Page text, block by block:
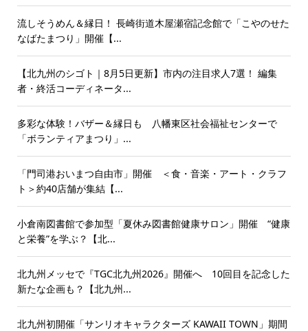
流しそうめん＆縁日！ 長崎街道木屋瀬宿記念館で「こやのせた
なばたまつり」開催【...
【北九州のシゴト｜8月5日更新】市内の注目求人7選！ 編集
者・終活コーディネータ...
多彩な体験！バザー＆縁日も 八幡東区社会福祉センターで
「ボランティアまつり」...
「門司港おいまつ自由市」開催 ＜食・音楽・アート・クラフ
ト＞約40店舗が集結【...
小倉南図書館で参加型「夏休み図書館健康サロン」開催 “健康
と栄養”を学ぶ？【北...
北九州メッセで『TGC北九州2026』開催へ 10回目を記念した
新たな企画も？【北九州...
北九州初開催「サンリオキャラクターズ KAWAII TOWN」期間